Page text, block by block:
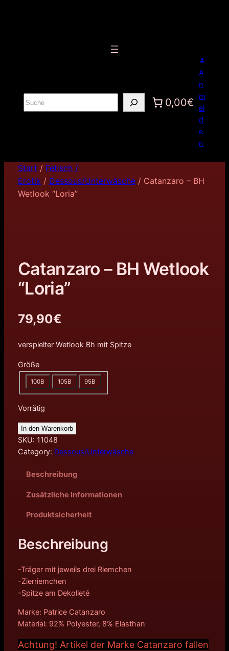
S
u
0,00€
A
n
m
el
d
e
n
Start / Fetisch /
Erotik/ Dessous/Unterwäsche/ Catanzaro – BH
Wetlook “Loria”
Catanzaro – BH Wetlook
“Loria”
79,90€
verspielter Wetlook Bh mit Spitze
Größe
100B 105B 95B
Vorrätig
In den Warenkorb
SKU: 11048
Category: Dessous/Unterwäsche
Beschreibung
Zusätzliche Informationen
Produktsicherheit
Beschreibung
-Träger mit jeweils drei Riemchen
-Zierriemchen
-Spitze am Dekolleté
Marke: Patrice Catanzaro
Material: 92% Polyester, 8% Elasthan
Achtung! Artikel der Marke Catanzaro fallen